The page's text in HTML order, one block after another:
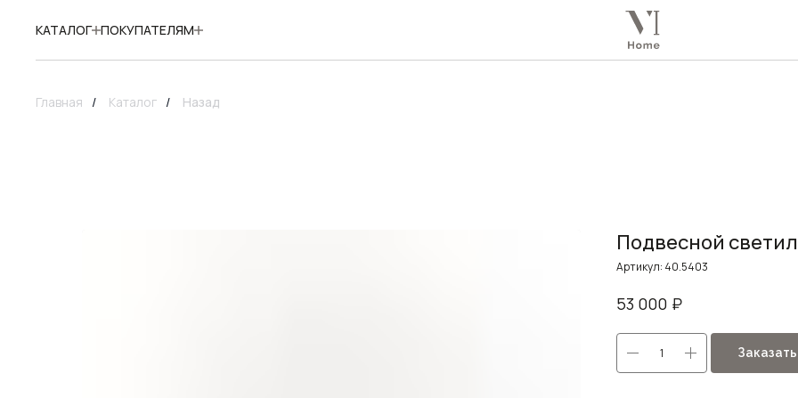
КАТАЛОГ ПОКУПАТЕЛЯМ
Главная / Каталог / Назад
Подвесной
Артикул: 40.5403
53 000 ₽
Заказать